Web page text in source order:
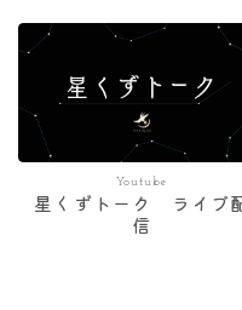
Youtube
星くずトーク ライブ
信